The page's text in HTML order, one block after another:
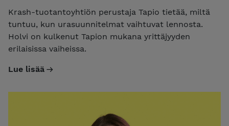
Krash-tuotantoyhtiön perustaja Tapio tietää, miltä
tuntuu, kun urasuunnitelmat vaihtuvat lennosta.
Holvi on kulkenut Tapion mukana yrittäjyyden
erilaisissa vaiheissa.
Lue lisää